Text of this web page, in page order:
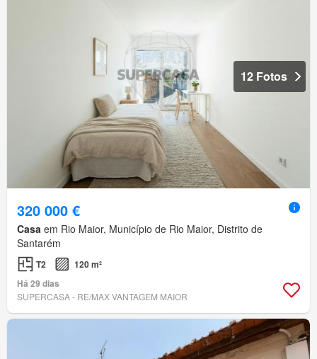
12 Fotos
320 000 €
Casa em Rio Maior, Município de Rio Maior, Distrito de
Santarém
T2
120 m²
Há 29 dias
SUPERCASA - RE/MAX VANTAGEM MAIOR